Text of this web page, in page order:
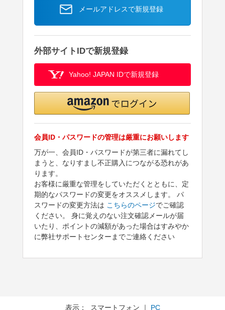
メールアドレスで新規登録
外部サイトIDで新規登録
Yahoo! JAPAN IDで新規登録
会員ID・パスワードの管理は厳重にお願いします
万が一、会員ID・パスワードが第三者に漏れてし
まうと、なりすまし不正購入につながる恐れがあ
ります。
お客様に厳重な管理をしていただくとともに、定
期的なパスワードの変更をオススメします。 パ
スワードの変更方法は こちらのページでご確認
ください。 身に覚えのない注文確認メールが届
いたり、ポイントの減額があった場合はすみやか
に弊社サポートセンターまでご連絡ください
表示： スマートフォン ｜ PC